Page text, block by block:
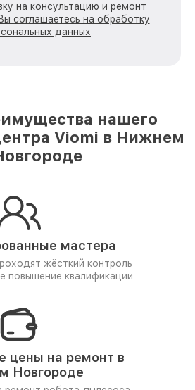
на консультацию и ремонт
соглашаетесь на обработку
данных
нашего
Viomi в Нижнем
мастера
жёсткий контроль
повышение квалификации
цены на ремонт в
Новгороде